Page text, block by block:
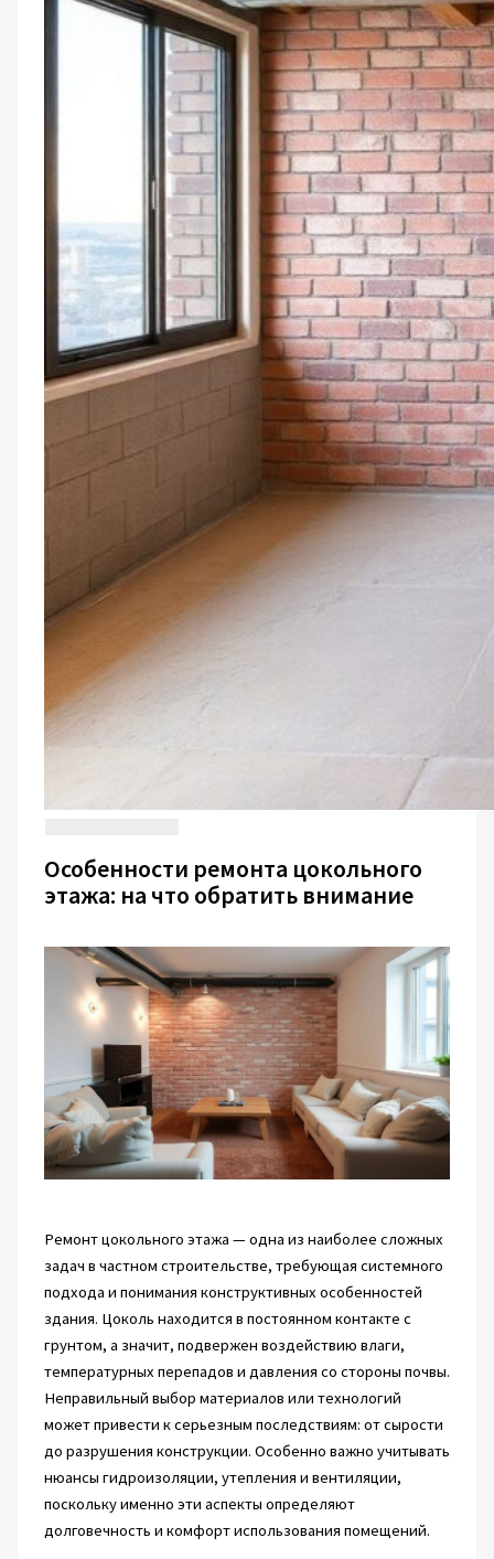
Особенности ремонта цокольного
этажа: на что обратить внимание
Ремонт цокольного этажа — одна из наиболее сложных
задач в частном строительстве, требующая системного
подхода и понимания конструктивных особенностей
здания. Цоколь находится в постоянном контакте с
грунтом, а значит, подвержен воздействию влаги,
температурных перепадов и давления со стороны почвы.
Неправильный выбор материалов или технологий
может привести к серьезным последствиям: от сырости
до разрушения конструкции. Особенно важно учитывать
нюансы гидроизоляции, утепления и вентиляции,
поскольку именно эти аспекты определяют
долговечность и комфорт использования помещений.